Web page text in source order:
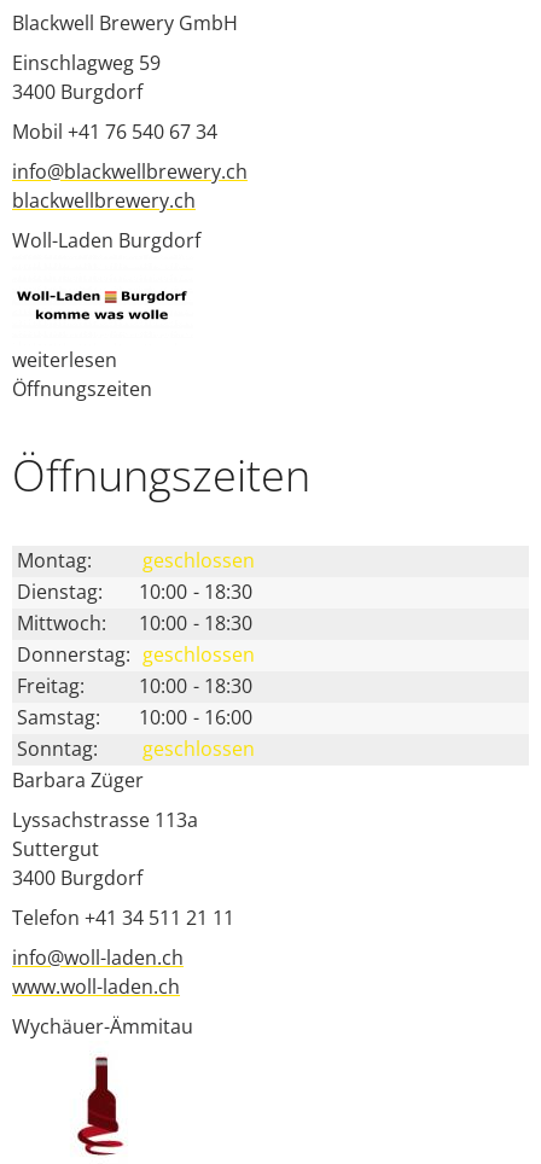
Blackwell Brewery GmbH
Einschlagweg 59
3400 Burgdorf
Mobil +41 76 540 67 34
info@blackwellbrewery.ch
blackwellbrewery.ch
Woll-Laden Burgdorf
weiterlesen
Öffnungszeiten
Öffnungs­zeiten
Montag:
geschlossen
Dienstag:
10:00 - 18:30
Mittwoch:
10:00 - 18:30
Donnerstag: geschlossen
Freitag:
10:00 - 18:30
Samstag:
10:00 - 16:00
Sonntag:
geschlossen
Barbara Züger
Lyssachstrasse 113a
Suttergut
3400 Burgdorf
Telefon +41 34 511 21 11
info@woll-laden.ch
www.woll-laden.ch
Wychäuer-Ämmitau